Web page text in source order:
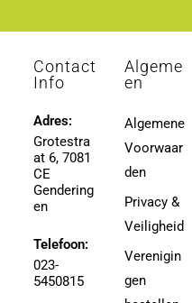
Contact
Info
Adres:
Grotestra
at 6, 7081
CE
Gendering
en
Telefoon:
023-
5450815
Algeme
en
Algemene
Voorwaar
den
Privacy &
Veiligheid
Verenigin
gen